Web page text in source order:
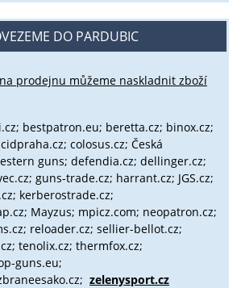
DO PARDUBIC
prodejnu můžeme naskladnit zboží
bestpatron.eu; beretta.cz; binox.cz;
colosus.cz; Česká
guns; defendia.cz; dellinger.cz;
guns-trade.cz; harrant.cz; JGS.cz;
kerberostrade.cz;
Mayzus; mpicz.com; neopatron.cz;
reloader.cz; sellier-bellot.cz;
tenolix.cz; thermfox.cz;
guns.eu;
zelenysport.cz